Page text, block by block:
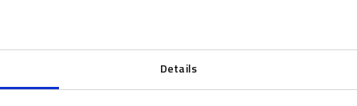
Details
Technische brochure Evolution II